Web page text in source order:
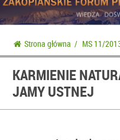
Strona główna / MS 11/
KARMIENIE
JAMY USTNEJ